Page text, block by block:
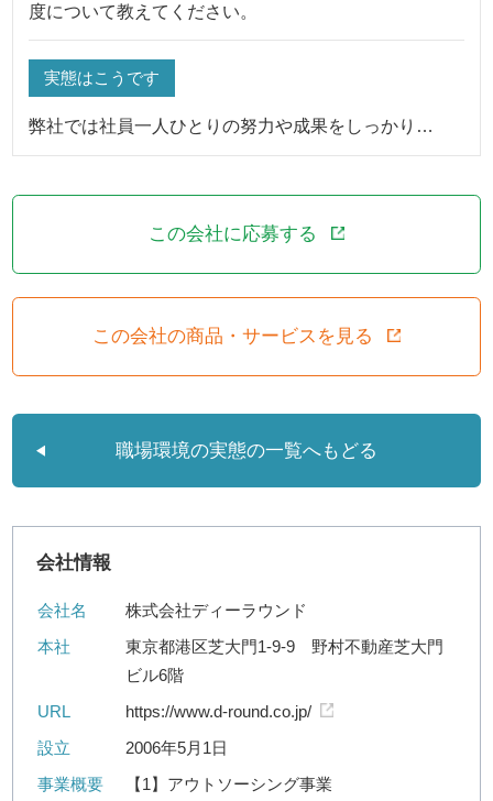
度について教えてください。
実態はこうです
弊社では社員一人ひとりの努力や成果をしっかり…
この会社に応募する
この会社の商品・サービスを見る
職場環境の実態の一覧へもどる
会社情報
会社名
株式会社ディーラウンド
本社
東京都港区芝大門1-9-9 野村不動産芝大門
ビル6階
URL
https://www.d-round.co.jp/
設立
2006年5月1日
事業概要
【1】アウトソーシング事業